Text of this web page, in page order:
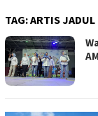
TAG:ARTIS JADUL